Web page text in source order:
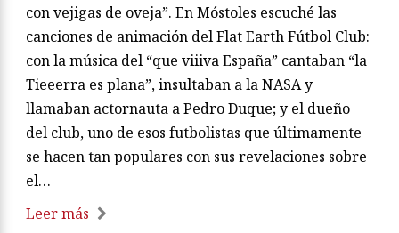
con vejigas de oveja”. En Móstoles escuché las
canciones de animación del Flat Earth Fútbol Club:
con la música del “que viiiva España” cantaban “la
Tieeerra es plana”, insultaban a la NASA y
llamaban actornauta a Pedro Duque; y el dueño
del club, uno de esos futbolistas que últimamente
se hacen tan populares con sus revelaciones sobre
el…
Leer más